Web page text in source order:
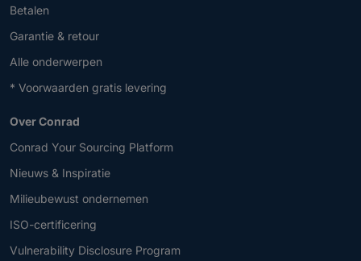
Betalen
Garantie & retour
Alle onderwerpen
* Voorwaarden gratis levering
Over Conrad
Conrad Your Sourcing Platform
Nieuws & Inspiratie
Milieubewust ondernemen
ISO-certificering
Vulnerability Disclosure Program